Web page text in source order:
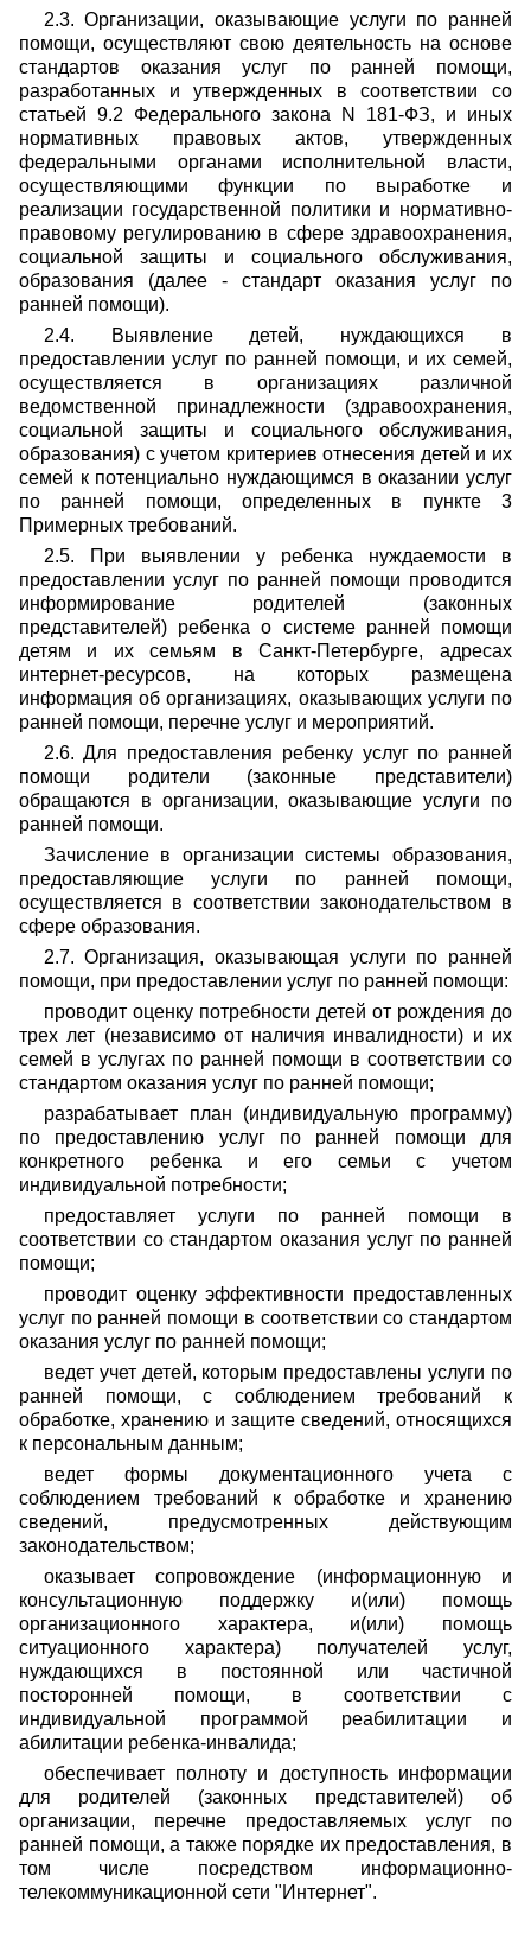
2.3. Организации, оказывающие услуги по ранней
помощи, осуществляют свою деятельность на основе
стандартов оказания услуг по ранней помощи,
разработанных и утвержденных в соответствии со
статьей 9.2 Федерального закона N 181-ФЗ, и иных
нормативных правовых актов, утвержденных
федеральными органами исполнительной власти,
осуществляющими функции по выработке и
реализации государственной политики и нормативно-
правовому регулированию в сфере здравоохранения,
социальной защиты и социального обслуживания,
образования (далее - стандарт оказания услуг по
ранней помощи).
2.4. Выявление детей, нуждающихся в
предоставлении услуг по ранней помощи, и их семей,
осуществляется в организациях различной
ведомственной принадлежности (здравоохранения,
социальной защиты и социального обслуживания,
образования) с учетом критериев отнесения детей и их
семей к потенциально нуждающимся в оказании услуг
по ранней помощи, определенных в пункте 3
Примерных требований.
2.5. При выявлении у ребенка нуждаемости в
предоставлении услуг по ранней помощи проводится
информирование родителей (законных
представителей) ребенка о системе ранней помощи
детям и их семьям в Санкт-Петербурге, адресах
интернет-ресурсов, на которых размещена
информация об организациях, оказывающих услуги по
ранней помощи, перечне услуг и мероприятий.
2.6. Для предоставления ребенку услуг по ранней
помощи родители (законные представители)
обращаются в организации, оказывающие услуги по
ранней помощи.
Зачисление в организации системы образования,
предоставляющие услуги по ранней помощи,
осуществляется в соответствии законодательством в
сфере образования.
2.7. Организация, оказывающая услуги по ранней
помощи, при предоставлении услуг по ранней помощи:
проводит оценку потребности детей от рождения до
трех лет (независимо от наличия инвалидности) и их
семей в услугах по ранней помощи в соответствии со
стандартом оказания услуг по ранней помощи;
разрабатывает план (индивидуальную программу)
по предоставлению услуг по ранней помощи для
конкретного ребенка и его семьи с учетом
индивидуальной потребности;
предоставляет услуги по ранней помощи в
соответствии со стандартом оказания услуг по ранней
помощи;
проводит оценку эффективности предоставленных
услуг по ранней помощи в соответствии со стандартом
оказания услуг по ранней помощи;
ведет учет детей, которым предоставлены услуги по
ранней помощи, с соблюдением требований к
обработке, хранению и защите сведений, относящихся
к персональным данным;
ведет формы документационного учета с
соблюдением требований к обработке и хранению
сведений, предусмотренных действующим
законодательством;
оказывает сопровождение (информационную и
консультационную поддержку и(или) помощь
организационного характера, и(или) помощь
ситуационного характера) получателей услуг,
нуждающихся в постоянной или частичной
посторонней помощи, в соответствии с
индивидуальной программой реабилитации и
абилитации ребенка-инвалида;
обеспечивает полноту и доступность информации
для родителей (законных представителей) об
организации, перечне предоставляемых услуг по
ранней помощи, а также порядке их предоставления, в
том числе посредством информационно-
телекоммуникационной сети "Интернет".